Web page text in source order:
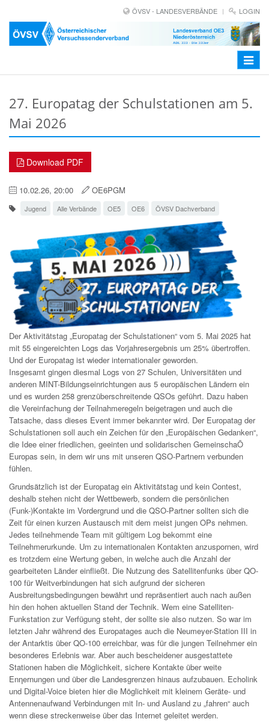
ÖVSV - LANDESVERBÄNDE LOGIN
Toggle
27. Europatag der Schulstationen am 5.
Mai 2026
Download PDF
10.02.26, 20:00 OE6PGM
Jugend Alle Verbände OE5 OE6 ÖVSV Dachverband
Der Aktivitätstag „Europatag der Schulstationen“ vom 5. Mai 2025 hat
mit 55 eingereichten Logs das Vorjahresergebnis um 25% übertroﬀen.
Und der Europatag ist wieder internationaler geworden.
Insgesamt gingen diesmal Logs von 27 Schulen, Universitäten und
anderen MINT-Bildungseinrichtungen aus 5 europäischen Ländern ein
und es wurden 258 grenzüberschreitende QSOs geführt. Dazu haben
die Vereinfachung der Teilnahmeregeln beigetragen und auch die
Tatsache, dass dieses Event immer bekannter wird. Der Europatag der
Schulstationen soll auch ein Zeichen für den „Europäischen Gedanken“,
die Idee einer friedlichen, geeinten und solidarischen GemeinschaŌ
Europas sein, in dem wir uns mit unseren QSO-Partnern verbunden
fühlen.
Grundsätzlich ist der Europatag ein Aktivitätstag und kein Contest,
deshalb stehen nicht der Wettbewerb, sondern die persönlichen
(Funk-)Kontakte im Vordergrund und die QSO-Partner sollten sich die
Zeit für einen kurzen Austausch mit dem meist jungen OPs nehmen.
Jedes teilnehmende Team mit gültigem Log bekommt eine
Teilnehmerurkunde. Um zu internationalen Kontakten anzuspornen, wird
es trotzdem eine Wertung geben, in welche auch die Anzahl der
gearbeiteten Länder einﬂießt. Die Nutzung des Satellitenfunks über QO-
100 für Weitverbindungen hat sich aufgrund der sicheren
Ausbreitungsbedingungen bewährt und repräsentiert auch nach außen
hin den hohen aktuellen Stand der Technik. Wem eine Satelliten-
Funkstation zur Verfügung steht, der sollte sie also nutzen. So war im
letzten Jahr während des Europatages auch die Neumeyer-Station III in
der Antarktis über QO-100 erreichbar, was für die jungen Teilnehmer ein
besonderes Erlebnis war. Aber auch bescheidener ausgestattete
Stationen haben die Möglichkeit, sichere Kontakte über weite
Enƞernungen und über die Landesgrenzen hinaus aufzubauen. Echolink
und Digital-Voice bieten hier die Möglichkeit mit kleinem Geräte- und
Antennenaufwand Verbindungen mit In- und Ausland zu „fahren“ auch
wenn diese streckenweise über das Internet geleitet werden.